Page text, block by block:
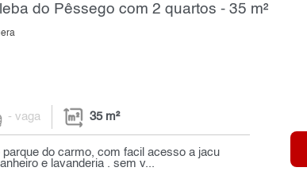
do Pêssego com 2 quartos - 35 m²
- vaga 35 m²
do carmo, com facil acesso a jacu
e lavanderia . sem v...